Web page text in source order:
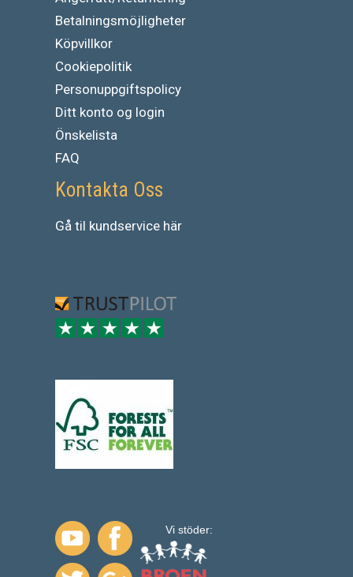
Betalningsmöjligheter
Köpvillkor
Cookiepolitik
Personuppgiftspolicy
Ditt konto og login
Önskelista
FAQ
Kontakta Oss
Gå til kundservice här
Vi stöder: